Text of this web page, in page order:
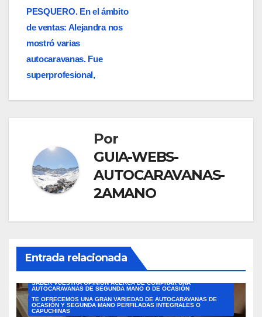
PESQUERO. En el ámbito
de ventas: Alejandra nos
mostró varias
autocaravanas. Fue
superprofesional,
Por
GUIA-WEBS-
AUTOCARAVANAS-
2AMANO
Entrada relacionada
ANÁLISIS DE LAS MEJORES AUTOCARAVANAS DE 2025
NUEVAS EN AUTOCARAVANAS SIERRA NEVADA
LEE OPINIONES HONESTAS DE CLIENTES Y DESCUBRE POR QUÉ
COMPRAR CON AUTOCARAVANAS SIERRA NEVADA
SABER VUESTRA OPINIÓN ACERCA DE COMPRAR UNA
AUTOCARAVANAS DE SEGUNDA MANO O DE OCASIÓN
TE OFRECEMOS UNA GRAN VARIEDAD DE AUTOCARAVANAS DE
OCASIÓN Y SEGUNDA MANO PERFILADAS INTEGRALES O
CAPUCHINAS